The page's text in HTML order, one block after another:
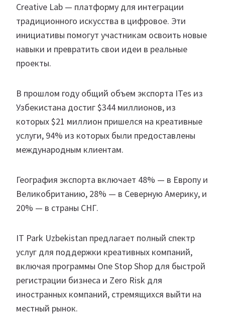
Creative Lab — платформу для интеграции
традиционного искусства в цифровое. Эти
инициативы помогут участникам освоить новые
навыки и превратить свои идеи в реальные
проекты.
В прошлом году общий объем экспорта ITes из
Узбекистана достиг $344 миллионов, из
которых $21 миллион пришелся на креативные
услуги, 94% из которых были предоставлены
международным клиентам.
География экспорта включает 48% — в Европу и
Великобританию, 28% — в Северную Америку, и
20% — в страны СНГ.
IT Park Uzbekistan предлагает полный спектр
услуг для поддержки креативных компаний,
включая программы One Stop Shop для быстрой
регистрации бизнеса и Zero Risk для
иностранных компаний, стремящихся выйти на
местный рынок.